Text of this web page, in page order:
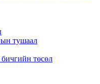
тушаал
төсөл